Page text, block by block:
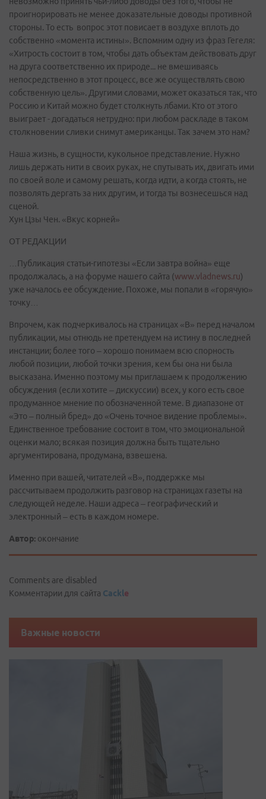
проигнорировать не менее доказательные доводы противной
стороны. То есть вопрос этот повисает в воздухе вплоть до
собственно «момента истины». Вспомним одну из фраз Гегеля:
«Хитрость состоит в том, чтобы дать объектам действовать друг
на друга соответственно их природе... не вмешиваясь
непосредственно в этот процесс, все же осуществлять свою
собственную цель». Другими словами, может оказаться так, что
Россию и Китай можно будет столкнуть лбами. Кто от этого
выиграет - догадаться нетрудно: при любом раскладе в таком
столкновении сливки снимут американцы. Так зачем это нам?
Наша жизнь, в сущности, кукольное представление. Нужно
лишь держать нити в своих руках, не спутывать их, двигать ими
по своей воле и самому решать, когда идти, а когда стоять, не
позволять дергать за них другим, и тогда ты вознесешься над
сценой.
Хун Цзы Чен. «Вкус корней»
ОТ РЕДАКЦИИ
…Публикация статьи-гипотезы «Если завтра война» еще
продолжалась, а на форуме нашего сайта (www.vladnews.ru)
уже началось ее обсуждение. Похоже, мы попали в «горячую»
точку…
Впрочем, как подчеркивалось на страницах «В» перед началом
публикации, мы отнюдь не претендуем на истину в последней
инстанции; более того – хорошо понимаем всю спорность
любой позиции, любой точки зрения, кем бы она ни была
высказана. Именно поэтому мы приглашаем к продолжению
обсуждения (если хотите – дискуссии) всех, у кого есть свое
продуманное мнение по обозначенной теме. В диапазоне от
«Это – полный бред» до «Очень точное видение проблемы».
Единственное требование состоит в том, что эмоциональной
оценки мало; всякая позиция должна быть тщательно
аргументирована, продумана, взвешена.
Именно при вашей, читателей «В», поддержке мы
рассчитываем продолжить разговор на страницах газеты на
следующей неделе. Наши адреса – географический и
электронный – есть в каждом номере.
Автор: окончание
Comments are disabled
Комментарии для сайта Cackle
Важные новости